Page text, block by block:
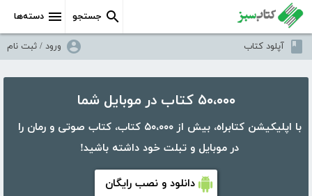
دسته‌ها جستجو
آپلود کتاب ورود / ثبت نام
۵۰،۰۰۰ کتاب در موبایل شما
با اپلیکیشن کتابراه، بیش از ۵۰،۰۰۰ کتاب، کتاب صوتی و رمان را
در موبایل و تبلت خود داشته باشید!
دانلود و نصب رایگان